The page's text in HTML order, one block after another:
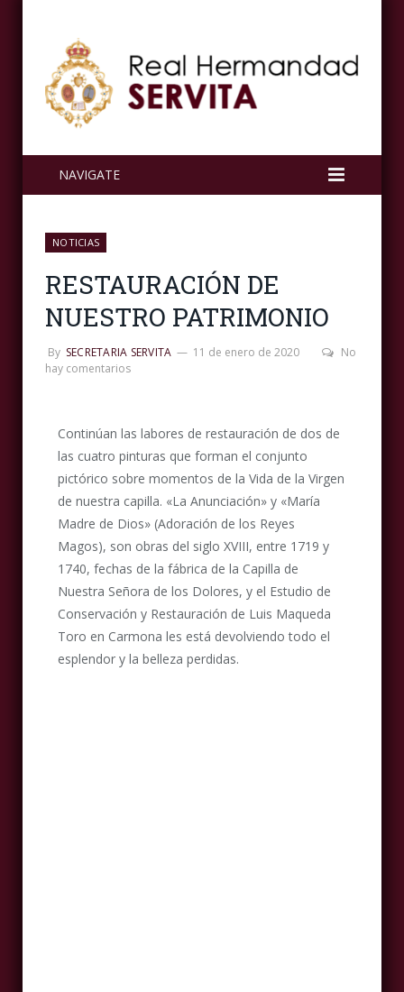
NAVIGATE
NOTICIAS
RESTAURACIÓN DE
NUESTRO PATRIMONIO
By SECRETARIA SERVITA 11 de enero de 2020
No
hay comentarios
Continúan las labores de restauración de dos de
las cuatro pinturas que forman el conjunto
pictórico sobre momentos de la Vida de la Virgen
de nuestra capilla. «La Anunciación» y «María
Madre de Dios» (Adoración de los Reyes
Magos), son obras del siglo XVIII, entre 1719 y
1740, fechas de la fábrica de la Capilla de
Nuestra Señora de los Dolores, y el Estudio de
Conservación y Restauración de Luis Maqueda
Toro en Carmona les está devolviendo todo el
esplendor y la belleza perdidas.